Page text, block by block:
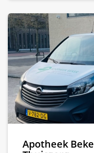
Apotheek